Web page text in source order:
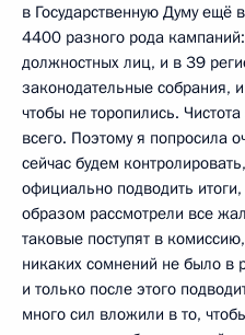
в Государственную Думу ещё
4400 разного рода
должностных лиц, и в 39
законодательные собрания,
чтобы не торопились.
всего. Поэтому я попросила
сейчас будем
официально подводить
образом рассмотрели все
таковые поступят в
никаких сомнений не было в
и только после этого
много сил вложили в то,